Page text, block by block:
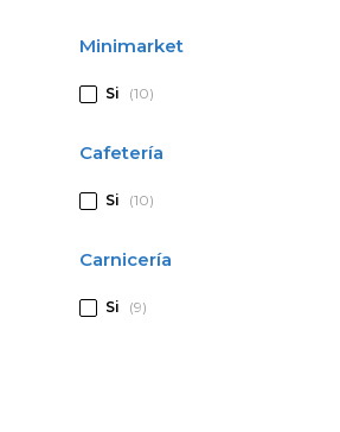
Minimarket
Si (10)
Cafetería
Si (10)
Carnicería
Si (9)